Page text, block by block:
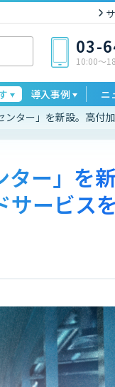
03-
10:00〜
導入事例 ニ
ンター」を新設。高付
ター」を新
サービス